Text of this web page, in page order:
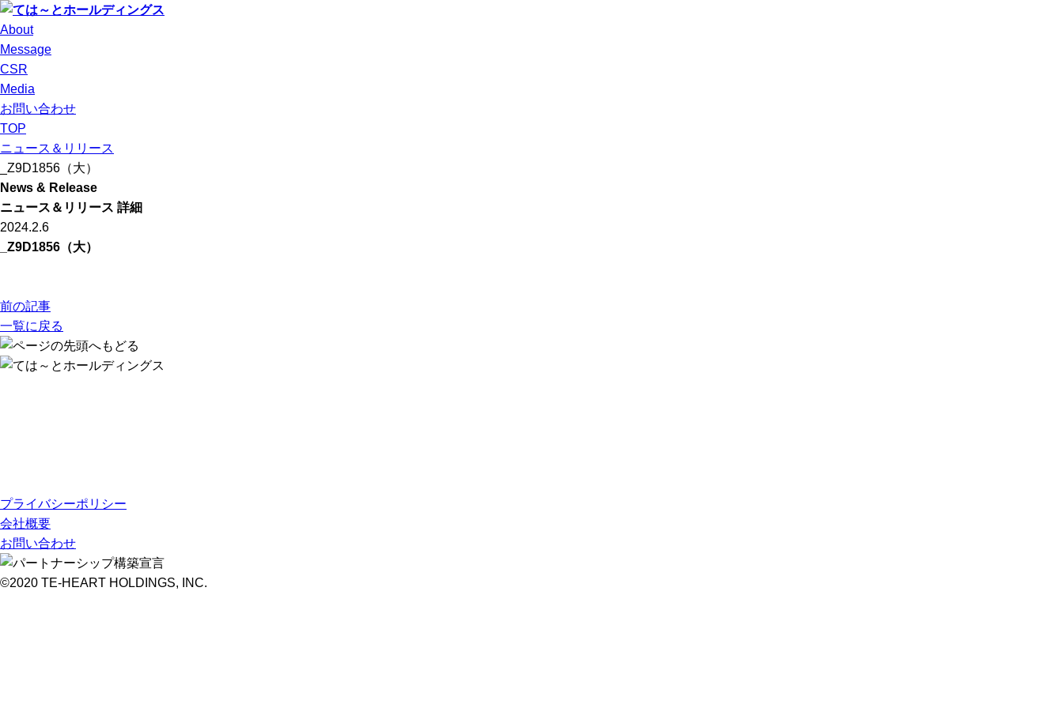
About
Message
CSR
Media
お問い合わせ
TOP
ニュース＆リリース
_Z9D1856（大）
News & Release
ニュース＆リリース 詳細
2024.2.6
_Z9D1856（大）
前の記事
一覧に戻る
プライバシーポリシー
会社概要
お問い合わせ
©2020 TE-HEART HOLDINGS, INC.